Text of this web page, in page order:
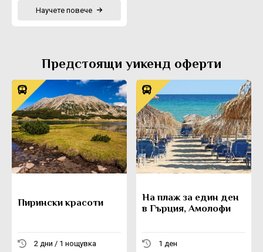
Научете повече
Предстоящи уикенд оферти
Пирински красоти
2 дни / 1 нощувка
На плаж за един ден
в Гърция, Амолофи
1 ден